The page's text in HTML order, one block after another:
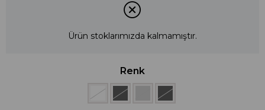
Ürün stoklarımızda kalmamıştır.
Renk